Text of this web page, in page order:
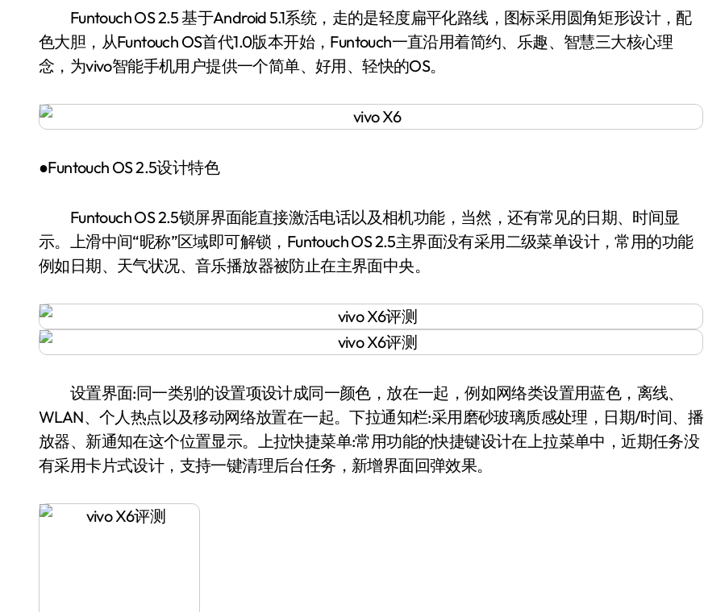
Funtouch OS 2.5 基于Android 5.1系统，走的是轻度扁平化路线，图标采用圆角矩形设计，配
色大胆，从Funtouch OS首代1.0版本开始，Funtouch一直沿用着简约、乐趣、智慧三大核心理
念，为vivo智能手机用户提供一个简单、好用、轻快的OS。
●Funtouch OS 2.5设计特色
Funtouch OS 2.5锁屏界面能直接激活电话以及相机功能，当然，还有常见的日期、时间显
示。上滑中间“昵称”区域即可解锁，Funtouch OS 2.5主界面没有采用二级菜单设计，常用的功能
例如日期、天气状况、音乐播放器被防止在主界面中央。
设置界面:同一类别的设置项设计成同一颜色，放在一起，例如网络类设置用蓝色，离线、
WLAN、个人热点以及移动网络放置在一起。下拉通知栏:采用磨砂玻璃质感处理，日期/时间、播
放器、新通知在这个位置显示。上拉快捷菜单:常用功能的快捷键设计在上拉菜单中，近期任务没
有采用卡片式设计，支持一键清理后台任务，新增界面回弹效果。